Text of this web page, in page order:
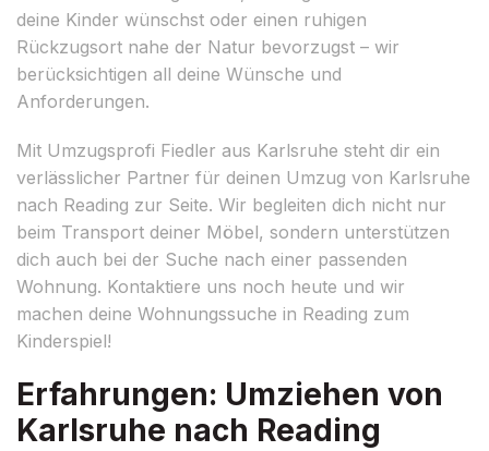
deine Kinder wünschst oder einen ruhigen
Rückzugsort nahe der Natur bevorzugst – wir
berücksichtigen all deine Wünsche und
Anforderungen.
Mit Umzugsprofi Fiedler aus Karlsruhe steht dir ein
verlässlicher Partner für deinen Umzug von Karlsruhe
nach Reading zur Seite. Wir begleiten dich nicht nur
beim Transport deiner Möbel, sondern unterstützen
dich auch bei der Suche nach einer passenden
Wohnung. Kontaktiere uns noch heute und wir
machen deine Wohnungssuche in Reading zum
Kinderspiel!
Erfahrungen: Umziehen von
Karlsruhe nach Reading